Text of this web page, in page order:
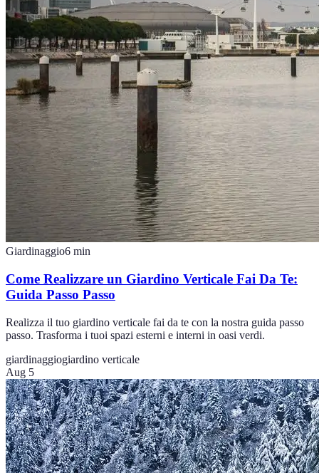
Giardinaggio6 min
Come Realizzare un Giardino Verticale Fai Da Te:
Guida Passo Passo
Realizza il tuo giardino verticale fai da te con la nostra guida passo
passo. Trasforma i tuoi spazi esterni e interni in oasi verdi.
giardinaggiogiardino verticale
Aug 5